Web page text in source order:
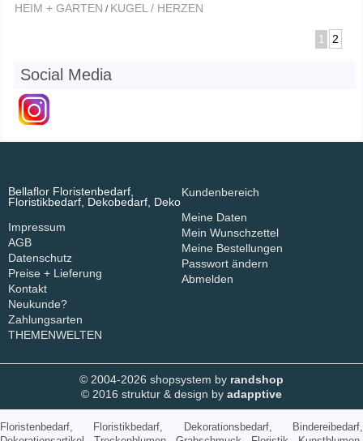
HEIM + GARTEN / KUGEL / HERZEN
1 2
Social Media
Bellaflor Floristenbedarf,
Floristikbedarf, Dekobedarf, Deko
Impressum
AGB
Datenschutz
Preise + Lieferung
Kontakt
Neukunde?
Zahlungsarten
THEMENWELTEN
Kundenbereich
Meine Daten
Mein Wunschzettel
Meine Bestellungen
Passwort ändern
Abmelden
© 2004-2026 shopsystem by randshop
© 2016 struktur & design by adapptive
Floristenbedarf, Floristikbedarf, Dekorationsbedarf, Bindereibedarf,